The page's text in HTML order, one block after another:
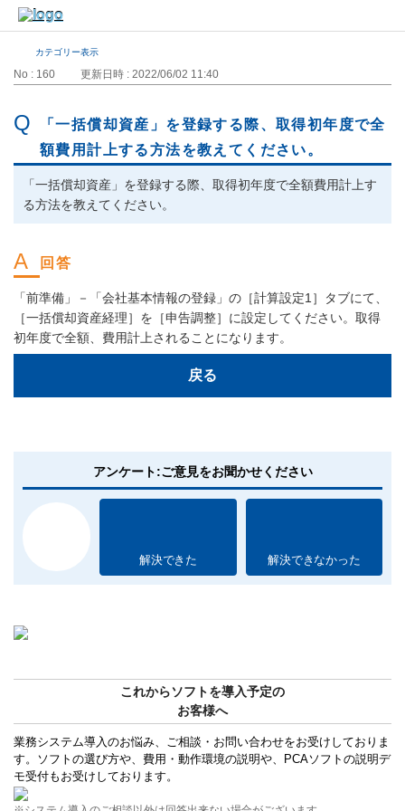
カテゴリー表示
No : 160 更新日時 : 2022/06/02 11:40
「一括償却資産」を登録する際、取得初年度で全
額費用計上する方法を教えてください。
「一括償却資産」を登録する際、取得初年度で全額費用計上す
る方法を教えてください。
「前準備」－「会社基本情報の登録」の［計算設定1］タブにて、
［一括償却資産経理］を［申告調整］に設定してください。取得
初年度で全額、費用計上されることになります。
戻る
アンケート:ご意見をお聞かせください
解決できた 解決できなかった
これからソフトを導入予定の
お客様へ
業務システム導入のお悩み、ご相談・お問い合わせをお受けしておりま
す。ソフトの選び方や、費用・動作環境の説明や、PCAソフトの説明デ
モ受付もお受けしております。